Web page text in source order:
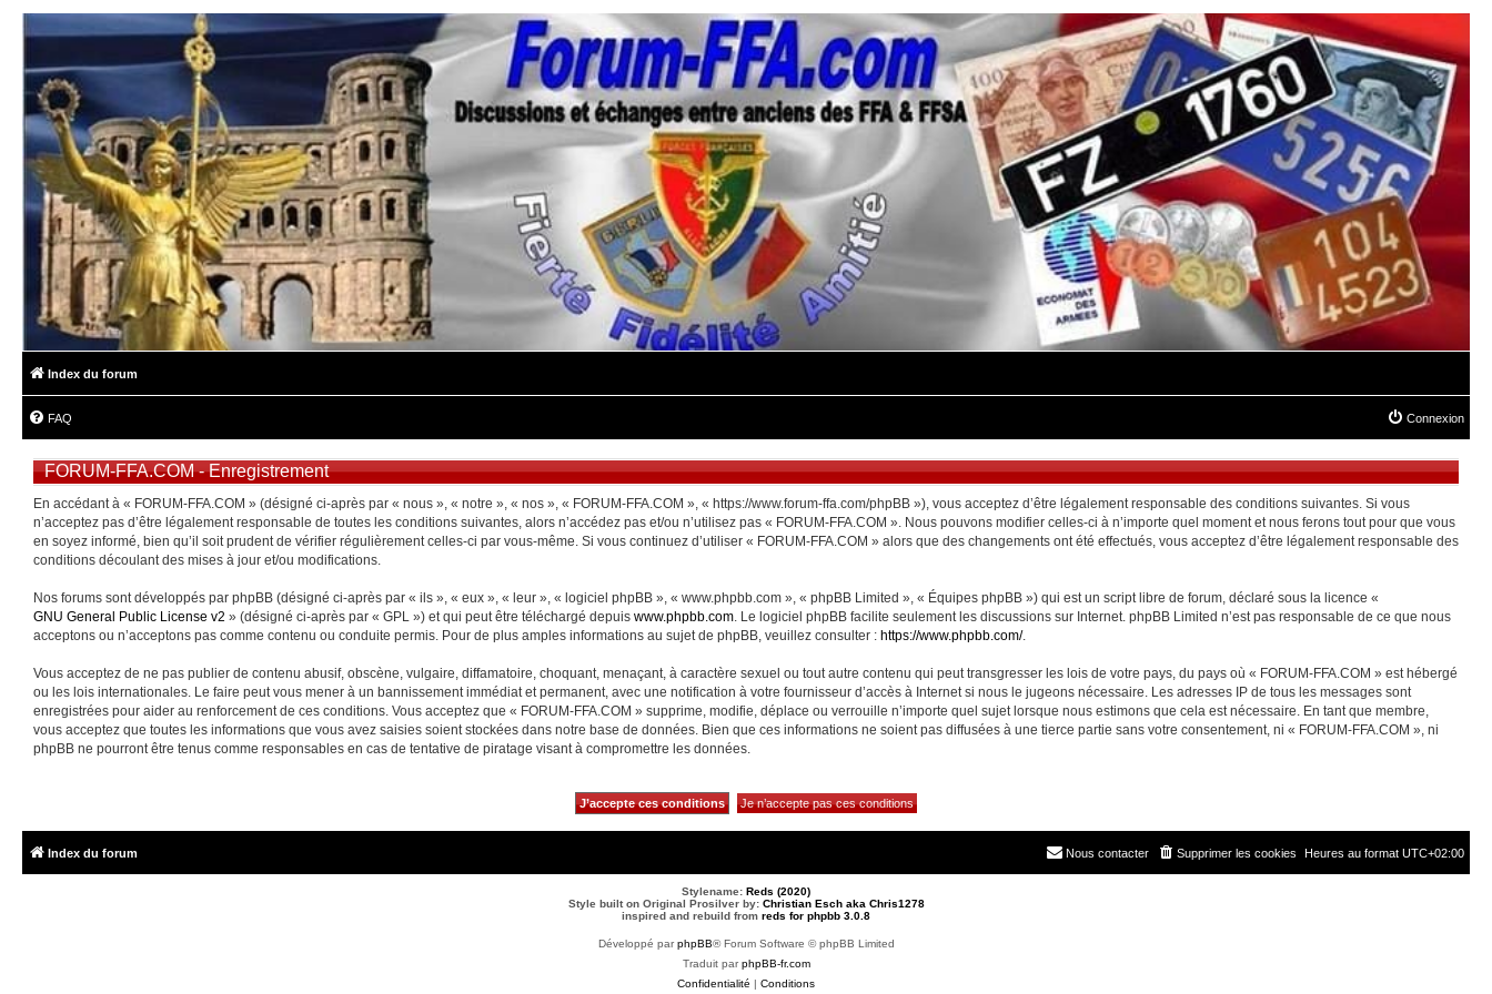
Index du forum
FAQ Connexion
FORUM-FFA.COM - Enregistrement
En accédant à « FORUM-FFA.COM » (désigné ci-après par « nous », « notre », « nos », « FORUM-FFA.COM », « https://www.forum-ffa.com/phpBB »), vous acceptez d’être légalement responsable des conditions suivantes. Si vous
n’acceptez pas d’être légalement responsable de toutes les conditions suivantes, alors n’accédez pas et/ou n’utilisez pas « FORUM-FFA.COM ». Nous pouvons modifier celles-ci à n’importe quel moment et nous ferons tout pour que vous
en soyez informé, bien qu’il soit prudent de vérifier régulièrement celles-ci par vous-même. Si vous continuez d’utiliser « FORUM-FFA.COM » alors que des changements ont été effectués, vous acceptez d’être légalement responsable des
conditions découlant des mises à jour et/ou modifications.
Nos forums sont développés par phpBB (désigné ci-après par « ils », « eux », « leur », « logiciel phpBB », « www.phpbb.com », « phpBB Limited », « Équipes phpBB ») qui est un script libre de forum, déclaré sous la licence «
GNU General Public License v2 » (désigné ci-après par « GPL ») et qui peut être téléchargé depuis www.phpbb.com. Le logiciel phpBB facilite seulement les discussions sur Internet. phpBB Limited n’est pas responsable de ce que nous
acceptons ou n’acceptons pas comme contenu ou conduite permis. Pour de plus amples informations au sujet de phpBB, veuillez consulter : https://www.phpbb.com/.
Vous acceptez de ne pas publier de contenu abusif, obscène, vulgaire, diffamatoire, choquant, menaçant, à caractère sexuel ou tout autre contenu qui peut transgresser les lois de votre pays, du pays où « FORUM-FFA.COM » est hébergé
ou les lois internationales. Le faire peut vous mener à un bannissement immédiat et permanent, avec une notification à votre fournisseur d’accès à Internet si nous le jugeons nécessaire. Les adresses IP de tous les messages sont
enregistrées pour aider au renforcement de ces conditions. Vous acceptez que « FORUM-FFA.COM » supprime, modifie, déplace ou verrouille n’importe quel sujet lorsque nous estimons que cela est nécessaire. En tant que membre,
vous acceptez que toutes les informations que vous avez saisies soient stockées dans notre base de données. Bien que ces informations ne soient pas diffusées à une tierce partie sans votre consentement, ni « FORUM-FFA.COM », ni
phpBB ne pourront être tenus comme responsables en cas de tentative de piratage visant à compromettre les données.
Index du forum Heures au format UTC+02:00
Supprimer les cookies
Nous contacter
Stylename: Reds (2020)
Style built on Original Prosilver by: Christian Esch aka Chris1278
inspired and rebuild from reds for phpbb 3.0.8
Développé parphpBB® Forum Software © phpBB Limited
Traduit parphpBB-fr.com
Confidentialité | Conditions